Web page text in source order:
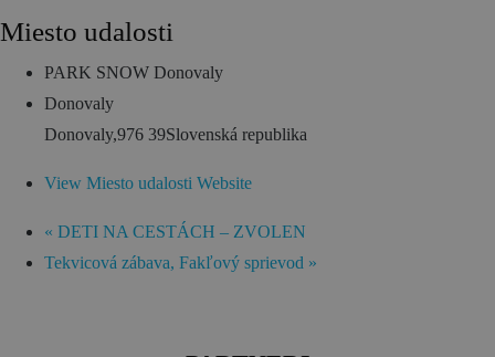
Miesto udalosti
PARK SNOW Donovaly
Donovaly
Donovaly,976 39Slovenská republika
View Miesto udalosti Website
« DETI NA CESTÁCH – ZVOLEN
Tekvicová zábava, Fakľový sprievod »